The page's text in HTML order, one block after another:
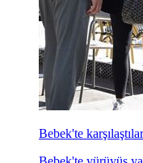
Bebek'te